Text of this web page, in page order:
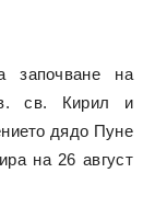
започване на
св. Кирил и
дядо Пуне
на 26 август